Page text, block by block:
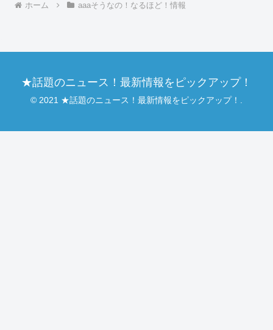
ホーム aaaそうなの！なるほど！情報
★話題のニュース！最新情報をピックアップ！
© 2021 ★話題のニュース！最新情報をピックアップ！.